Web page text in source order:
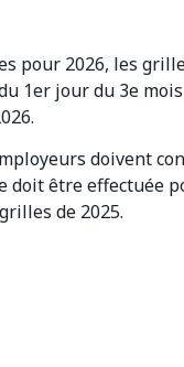
pour 2026, les
1er jour du 3e
doivent
doit être effectuée
de 2025.